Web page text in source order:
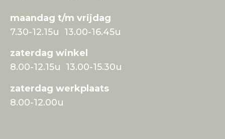
maandag t/m vrijdag
7.30-12.15u 13.00-16.45u
zaterdag winkel
8.00-12.15u 13.00-15.30u
zaterdag werkplaats
8.00-12.00u